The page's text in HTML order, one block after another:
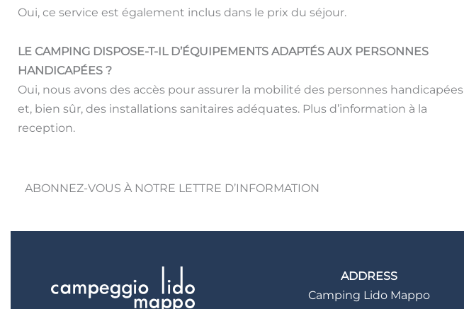
Oui, ce service est également inclus dans le prix du séjour.
LE CAMPING DISPOSE-T-IL D’ÉQUIPEMENTS ADAPTÉS AUX PERSONNES
HANDICAPÉES ?
Oui, nous avons des accès pour assurer la mobilité des personnes handicapées
et, bien sûr, des installations sanitaires adéquates. Plus d’information à la
reception.
ABONNEZ-VOUS À NOTRE LETTRE D’INFORMATION
ADDRESS
Camping Lido Mappo